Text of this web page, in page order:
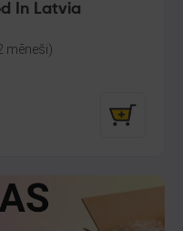
In Latvia
mēneši)